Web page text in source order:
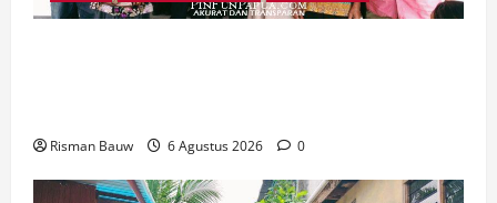
Risman Bauw 6 Agustus 2026 0